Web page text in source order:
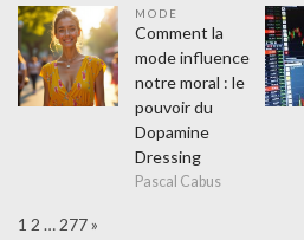
MODE
Comment la
mode influence
notre moral : le
pouvoir du
Dopamine
Dressing
Pascal Cabus
Page:
1 2 … 277Next
»